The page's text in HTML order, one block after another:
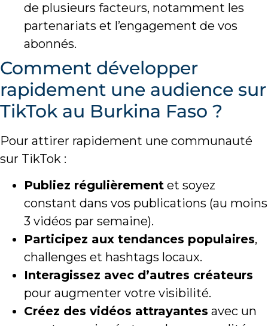
de plusieurs facteurs, notamment les
partenariats et l’engagement de vos
abonnés.
Comment développer
rapidement une audience sur
TikTok au Burkina Faso ?
Pour attirer rapidement une communauté
sur TikTok :
Publiez régulièrement et soyez
constant dans vos publications (au moins
3 vidéos par semaine).
Participez aux tendances populaires,
challenges et hashtags locaux.
Interagissez avec d’autres créateurs
pour augmenter votre visibilité.
Créez des vidéos attrayantes avec un